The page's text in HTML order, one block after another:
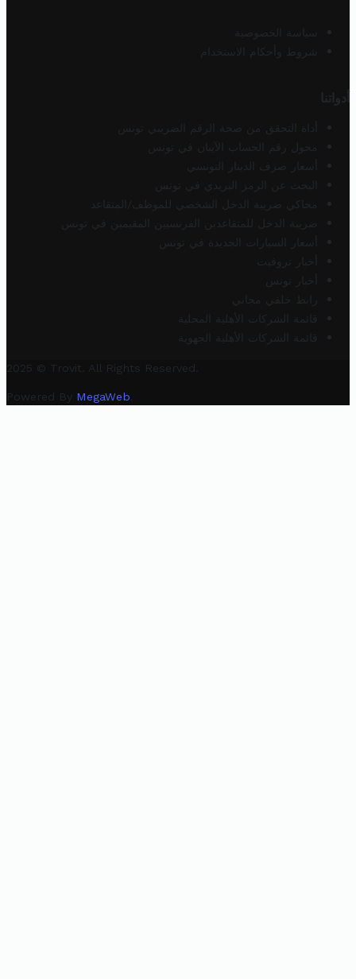
سياسة الخصوصية
شروط وأحكام الاستخدام
أدواتنا
أداة التحقق من صحة الرقم الضريبي تونس
محول رقم الحساب الآيبان في تونس
أسعار صرف الدينار التونسي
البحث عن الرمز البريدي في تونس
محاكي ضريبة الدخل الشخصي للموظف/المتقاعد
ضريبة الدخل للمتقاعدين الفرنسيين المقيمين في تونس
أسعار السيارات الجديدة في تونس
أخبار تروفيت
أخبار تونس
رابط خلفي مجاني
قائمة الشركات الأهلية المحلية
قائمة الشركات الأهلية الجهوية
2025 © Trovit. All Rights Reserved.
Powered By MegaWeb